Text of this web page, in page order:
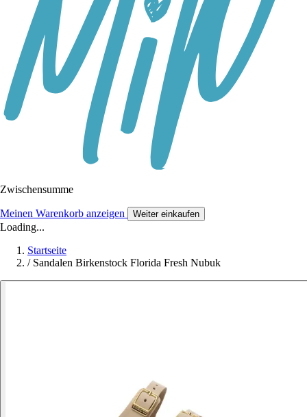
Zwischensumme
Meinen Warenkorb anzeigen Weiter einkaufen
Loading...
Startseite
/ Sandalen Birkenstock Florida Fresh Nubuk